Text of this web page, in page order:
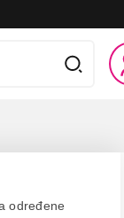
određene